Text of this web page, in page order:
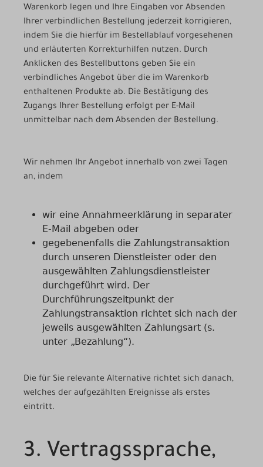
Warenkorb legen und Ihre Eingaben vor Absenden
Ihrer verbindlichen Bestellung jederzeit korrigieren,
indem Sie die hierfür im Bestellablauf vorgesehenen
und erläuterten Korrekturhilfen nutzen. Durch
Anklicken des Bestellbuttons geben Sie ein
verbindliches Angebot über die im Warenkorb
enthaltenen Produkte ab. Die Bestätigung des
Zugangs Ihrer Bestellung erfolgt per E-Mail
unmittelbar nach dem Absenden der Bestellung.
Wir nehmen Ihr Angebot innerhalb von zwei Tagen
an, indem
wir eine Annahmeerklärung in separater
E-Mail abgeben oder
gegebenenfalls die Zahlungstransaktion
durch unseren Dienstleister oder den
ausgewählten Zahlungsdienstleister
durchgeführt wird. Der
Durchführungszeitpunkt der
Zahlungstransaktion richtet sich nach der
jeweils ausgewählten Zahlungsart (s.
unter „Bezahlung“).
Die für Sie relevante Alternative richtet sich danach,
welches der aufgezählten Ereignisse als erstes
eintritt.
3. Vertragssprache,